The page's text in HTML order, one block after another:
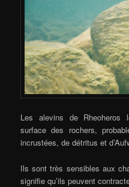
Les alevins de Rheoheros
surface des rochers,
incrustées, de détritus et
Ils sont très sensibles aux
signifie qu’ils peuvent